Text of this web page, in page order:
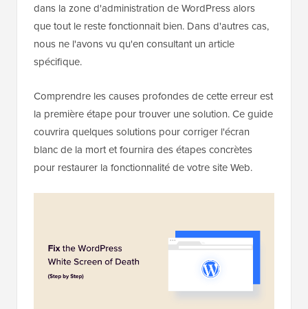
dans la zone d'administration de WordPress alors
que tout le reste fonctionnait bien. Dans d'autres cas,
nous ne l'avons vu qu'en consultant un article
spécifique.
Comprendre les causes profondes de cette erreur est
la première étape pour trouver une solution. Ce guide
couvrira quelques solutions pour corriger l'écran
blanc de la mort et fournira des étapes concrètes
pour restaurer la fonctionnalité de votre site Web.